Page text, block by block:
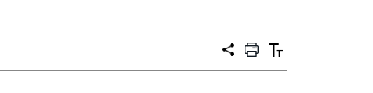
공
프
트
텍
트